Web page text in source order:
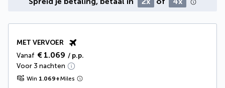
MET VERVOER
Vanaf € 1.069 / p.p.
Voor 3 nachten
Win 1.069+Miles